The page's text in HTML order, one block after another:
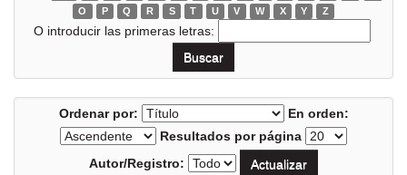
O
P Q R S T U V W X Y Z
O introducir las primeras letras:
Ordenar por:
En orden:
Resultados por página
Autor/Registro: